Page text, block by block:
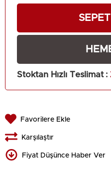
Stoktan Hızlı Teslimat :
Favorilere Ekle
Karşılaştır
Fiyat Düşünce Haber Ver